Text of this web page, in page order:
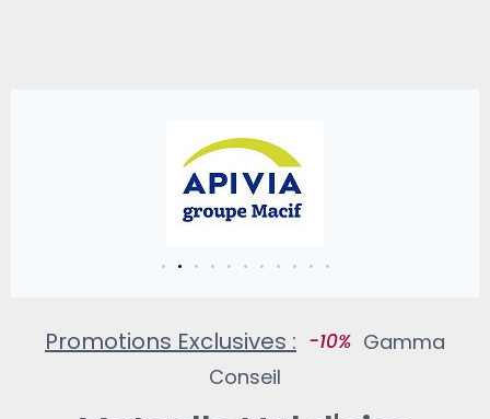
Promotions Exclusives : Gamma Conseil
Mutuelle Val d'oise